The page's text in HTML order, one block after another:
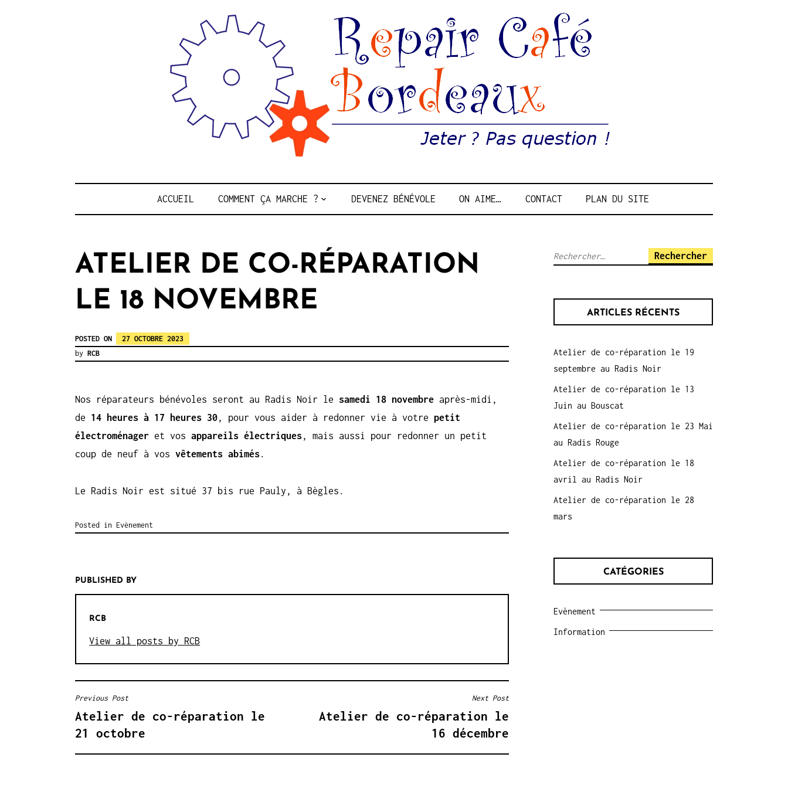
REPAIR CAFÉ BORDEAUX
ACCUEIL COMMENT ÇA MARCHE ? DEVENEZ BÉNÉVOLE ON AIME… CONTACT PLAN DU SITE
ATELIER DE CO-RÉPARATION
LE 18 NOVEMBRE
POSTED ON
27 OCTOBRE 2023
by RCB
Nos réparateurs bénévoles seront au Radis Noir le samedi 18 novembre après-midi,
de 14 heures à 17 heures 30, pour vous aider à redonner vie à votre petit
électroménager et vos appareils électriques , mais aussi pour redonner un petit
coup de neuf à vos vêtements abimés .
Le Radis Noir est situé 37 bis rue Pauly, à Bègles.
Posted in Evènement
PUBLISHED BY
RCB
View all posts by RCB
NAVIGATION
DE
Previous Post
Atelier de co-réparation le
21 octobre
Next Post
Atelier de co-réparation le
16 décembre
Rechercher :
ARTICLES RÉCENTS
Atelier de co-réparation le 19
septembre au Radis Noir
Atelier de co-réparation le 13
Juin au Bouscat
Atelier de co-réparation le 23 Mai
au Radis Rouge
Atelier de co-réparation le 18
avril au Radis Noir
Atelier de co-réparation le 28
mars
CATÉGORIES
Evènement
Information